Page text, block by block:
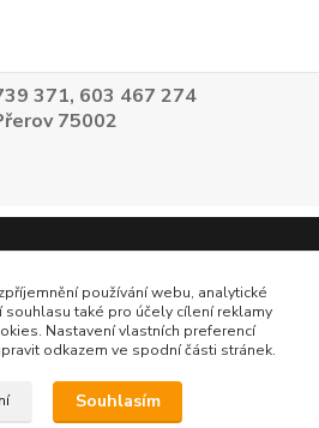
371, 603 467 274
75002
používání webu, analytické
souhlasu také pro účely cílení reklamy
Nastavení vlastních preferencí
odkazem ve spodní části stránek.
Souhlasím